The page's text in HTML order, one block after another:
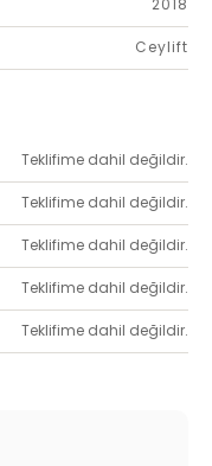
2018
Ceylift
Teklifime dahil değildir.
Teklifime dahil değildir.
Teklifime dahil değildir.
Teklifime dahil değildir.
Teklifime dahil değildir.